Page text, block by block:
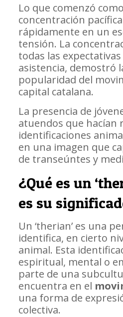
Lo que comenzó
concentración
rápidamente en un
tensión. La
todas las
asistencia, demostró
popularidad del
capital catalana.
La presencia de
atuendos que hacían
identificaciones
en una imagen que
de transeúntes y
¿Qué es un
es su
Un ‘therian’ es una
identifica, en cierto
animal. Esta
espiritual, mental o
parte de una
encuentra en el
una forma de
colectiva.